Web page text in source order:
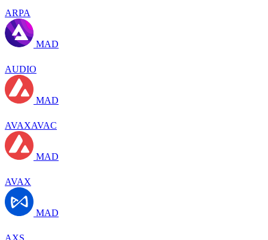
ARPA
MAD
AUDIO
MAD
AVAXAVAC
MAD
AVAX
MAD
AXS